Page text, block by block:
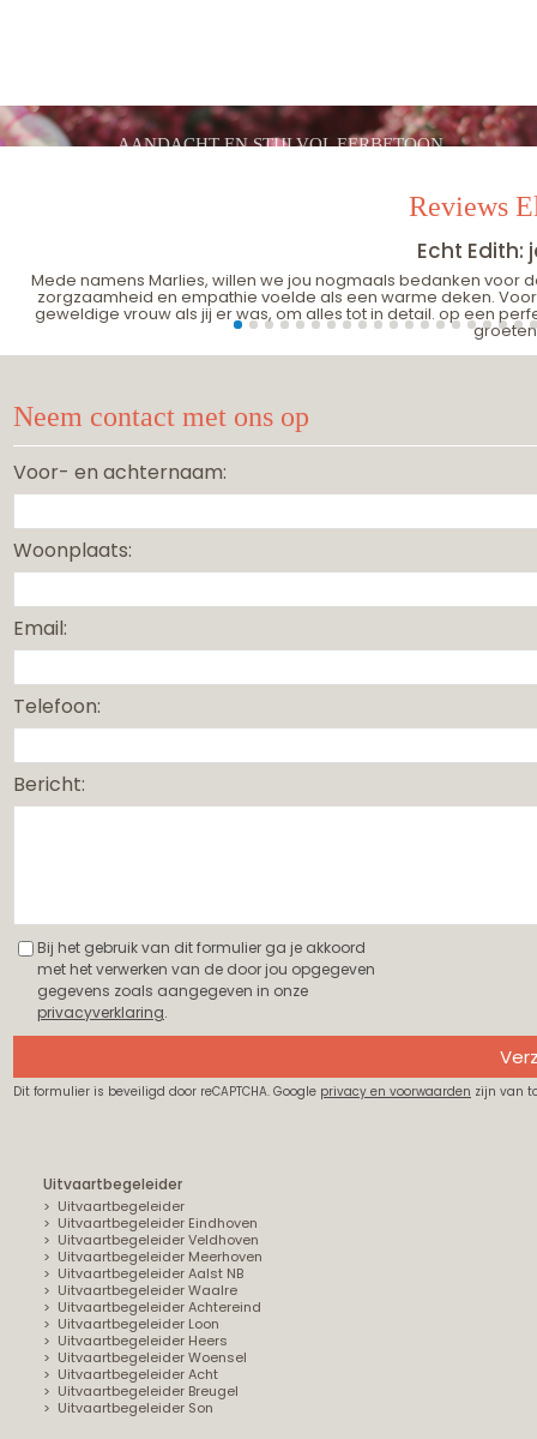
AANDACHT EN STIJLVOL EERBETOON
Reviews
Echt Edith:
Mede namens Marlies, willen we jou nogmaals bedanken voor
zorgzaamheid en empathie voelde als een warme deken.
geweldige vrouw als jij er was, om alles tot in detail. op een
Neem contact met ons op
Voor- en achternaam:
Woonplaats:
Email:
Telefoon:
Bericht:
Bij het gebruik van dit formulier ga je akkoord
met het verwerken van de door jou opgegeven
gegevens zoals aangegeven in onze
privacyverklaring.
Dit formulier is beveiligd door reCAPTCHA. Google privacy en voorwaarden zijn van
Uitvaartbegeleider
Uitvaartbegeleider
Uitvaartbegeleider Eindhoven
Uitvaartbegeleider Veldhoven
Uitvaartbegeleider Meerhoven
Uitvaartbegeleider Aalst NB
Uitvaartbegeleider Waalre
Uitvaartbegeleider Achtereind
Uitvaartbegeleider Loon
Uitvaartbegeleider Heers
Uitvaartbegeleider Woensel
Uitvaartbegeleider Acht
Uitvaartbegeleider Breugel
Uitvaartbegeleider Son